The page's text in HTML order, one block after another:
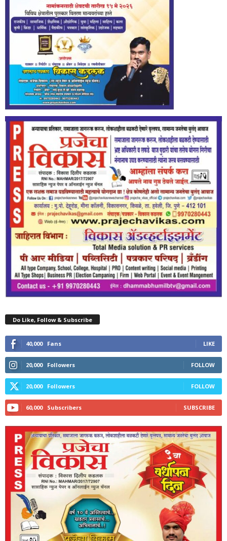
Do Like, Follow & Subscribe
40,000 Fans LIKE
20,000 Followers FOLLOW
20,000 Followers FOLLOW
60,000 Subscribers SUBSCRIBE